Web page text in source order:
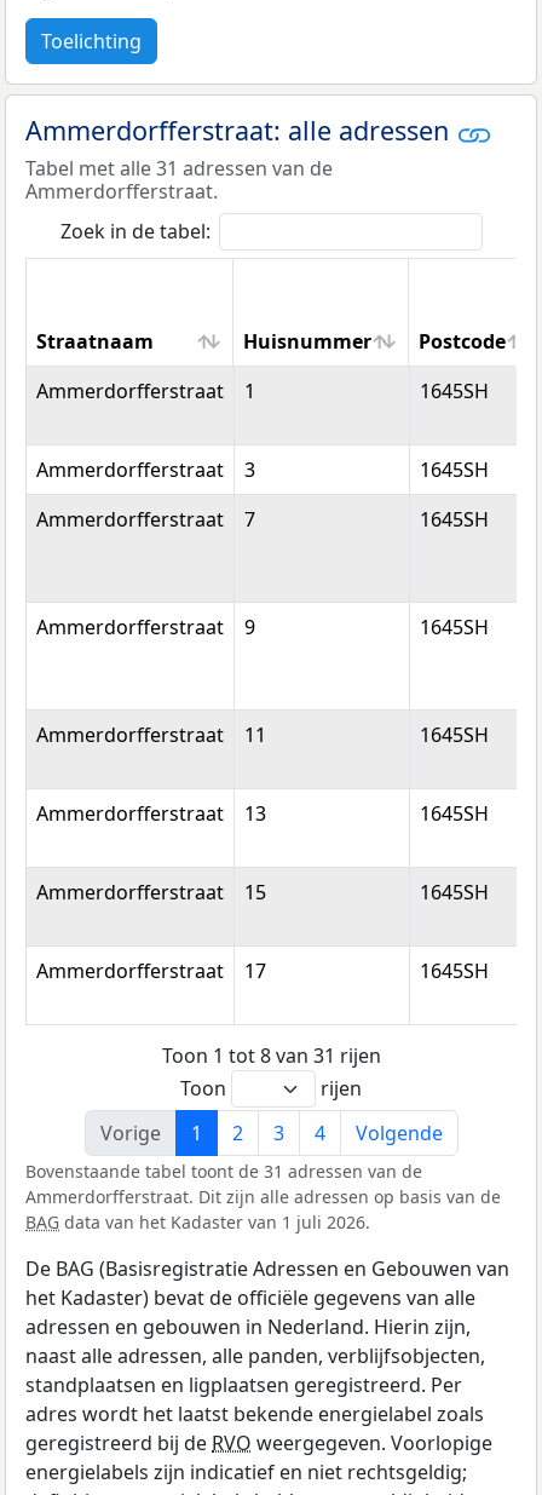
Toelichting
Ammerdorfferstraat: alle adressen
Tabel met alle 31 adressen van de
Ammerdorfferstraat.
Zoek in de tabel:
Straatnaam Huisnummer
Postcode
Straatnaam
Huisnummer Postcode
Ammerdorfferstraat 1 1645SH
Ammerdorfferstraat 3
1645SH
Ammerdorfferstraat
7 1645SH
Ammerdorfferstraat 9 1645SH
Ammerdorfferstraat 11 1645SH
Ammerdorfferstraat 13 1645SH
Ammerdorfferstraat 15 1645SH
Ammerdorfferstraat 17 1645SH
Toon 1 tot 8 van 31 rijen
Toon
rijen
Vorige
1 2 3 4 Volgende
Bovenstaande tabel toont de 31 adressen van de
Ammerdorfferstraat. Dit zijn alle adressen op basis van de
BAG data van het Kadaster van 1 juli 2026.
De BAG (Basisregistratie Adressen en Gebouwen van
het Kadaster) bevat de officiële gegevens van alle
adressen en gebouwen in Nederland. Hierin zijn,
naast alle adressen, alle panden, verblijfsobjecten,
standplaatsen en ligplaatsen geregistreerd. Per
adres wordt het laatst bekende energielabel zoals
geregistreerd bij de RVO weergegeven. Voorlopige
energielabels zijn indicatief en niet rechtsgeldig;